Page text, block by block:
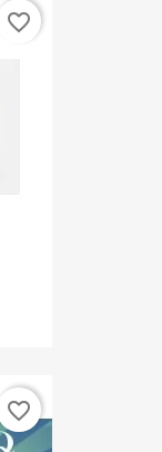
favorite_border
favorite_border